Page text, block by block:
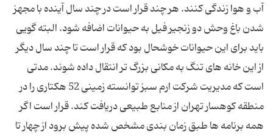
آب و هوا زندگی کنند. هر چند قرار است در چند سال آینده با مجهز
شدن باغ وحش دو زنجیر فیل به حیوانات اضافه شود. البته گویی
باید برای این حیوانات خوشحال بود که قرار است تا چند سال دیگر
از این خانه های تنگ به مکانی بزرگ تر انتقال داده شوند. مدتی
است که مدیریت شرکت ارم سبز توانسته زمینی 52 هکتاری را در
منطقه کوهسار تهران از منابع طبیعی دریافت کند. قرار است اگر
همه برنامه ها طبق زمان بندی مشخص شده پیش برود از چهار تا